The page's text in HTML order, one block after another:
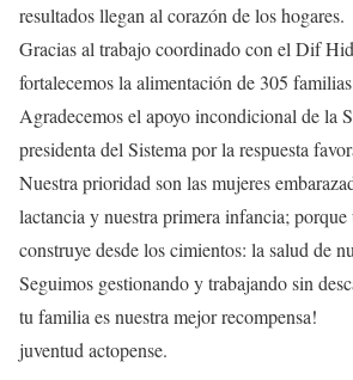
resultados llegan al corazón de los hogares.
Gracias al trabajo coordinado con el Dif
fortalecemos la alimentación de 305
Agradecemos el apoyo incondicional de la
presidenta del Sistema por la respuesta
Nuestra prioridad son las mujeres
lactancia y nuestra primera infancia;
construye desde los cimientos: la salud de
Seguimos gestionando y trabajando sin
tu familia es nuestra mejor recompensa!
juventud actopense.